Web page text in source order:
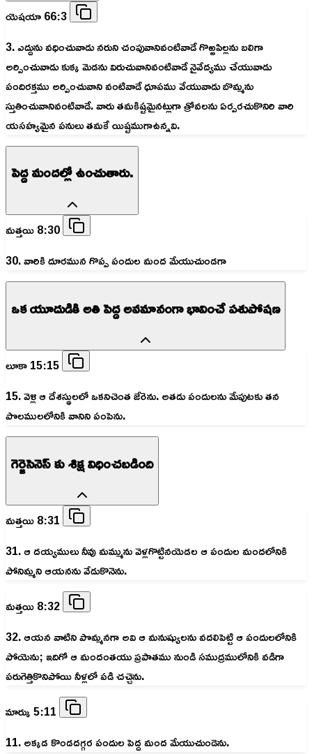
యెషయా 66:3
3. ఎద్దును వధించువాడు నరుని చంపువానివంటివాడే గొఱ్ఱపిల్లను బలిగా
అర్పించువాడు కుక్క మెడను విరుచువానివంటివాడే నైవేద్యము చేయువాడు
పందిరక్తము అర్పించువాని వంటివాడే ధూపము వేయువాడు బొమ్మను
స్తుతించువానివంటివాడే. వారు తమకిష్టమైనట్లుగా త్రోవలను ఏర్పరచుకొనిరి వారి
యసహ్యమైన పనులు తమకే యిష్టముగాఉన్నవి.
పెద్ద మందల్లో ఉంచుతారు.
మత్తయి 8:30
30. వారికి దూరమున గొప్ప పందుల మంద మేయుచుండగా
ఒక యూదుడికి అతి పెద్ద అవమానంగా భావించే పశుపోషణ
లూకా 15:15
15. వెళ్లి ఆ దేశస్థులలో ఒకనిచెంత జేరెను. అతడు పందులను మేపుటకు తన
పొలములలోనికి వానిని పంపెను.
గెర్జెసెనెస్ కు శిక్ష విధించబడింది
మత్తయి 8:31
31. ఆ దయ్యములు నీవు మమ్మును వెళ్లగొట్టినయెడల ఆ పందుల మందలోనికి
పోనిమ్మని ఆయనను వేడుకొనెను.
మత్తయి 8:32
32. ఆయన వాటిని పొమ్మనగా అవి ఆ మనుష్యులను వదలిపెట్టి ఆ పందులలోనికి
పోయెను; ఇదిగో ఆ మందంతయు ప్రపాతము నుండి సముద్రములోనికి వడిగా
పరుగెత్తికొనిపోయి నీళ్లలో పడి చచ్చెను.
మార్కు 5:11
11. అక్కడ కొండదగ్గర పందుల పెద్ద మంద మేయుచుండెను.